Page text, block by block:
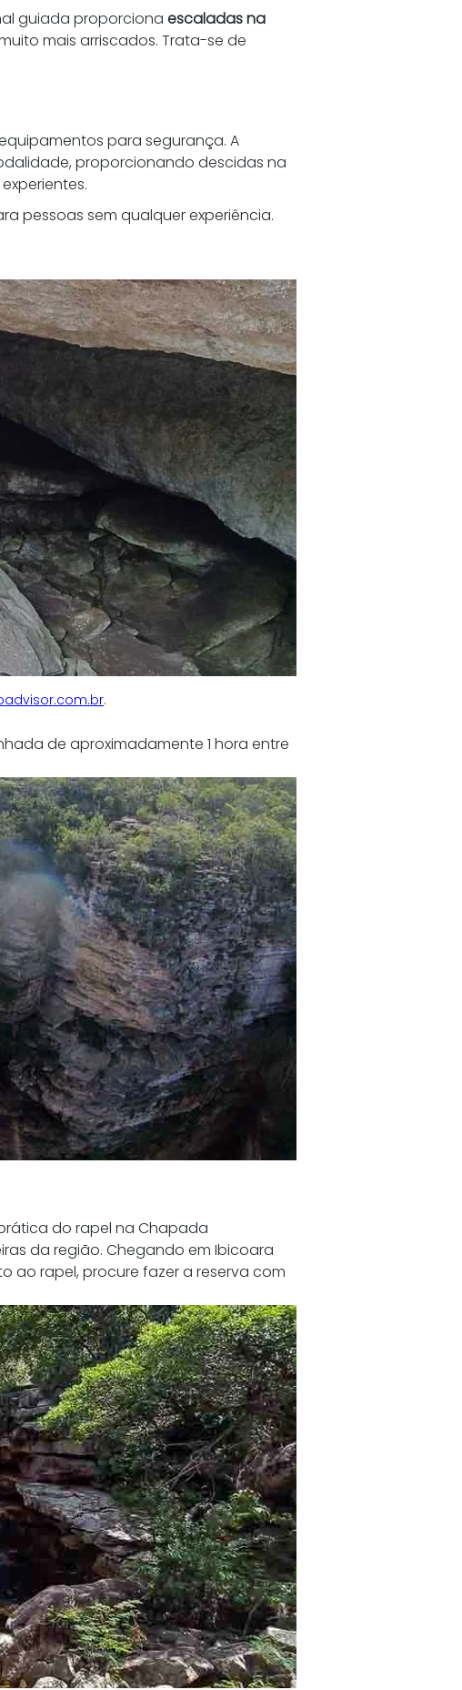
guiada proporciona escaladas na
mais arriscados. Trata-se de
para segurança. A
proporcionando descidas na
pessoas sem qualquer experiência.
.
de aproximadamente 1 hora entre
do rapel na Chapada
da região. Chegando em Ibicoara
ao rapel, procure fazer a reserva com